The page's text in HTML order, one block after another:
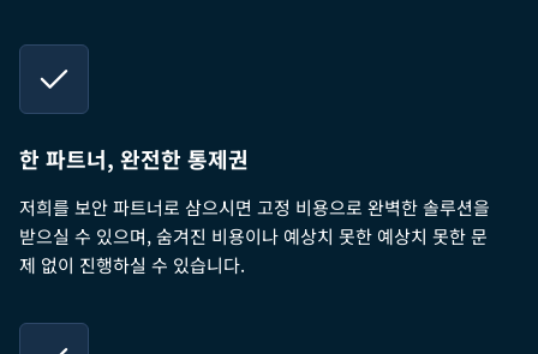
한 파트너, 완전한 통제권
저희를 보안 파트너로 삼으시면 고정 비용으로 완벽한 솔루션을
받으실 수 있으며, 숨겨진 비용이나 예상치 못한 예상치 못한 문
제 없이 진행하실 수 있습니다.